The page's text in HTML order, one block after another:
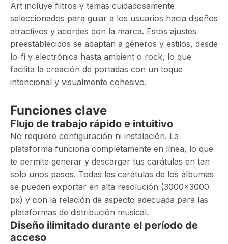
Art incluye filtros y temas cuidadosamente
seleccionados para guiar a los usuarios hacia diseños
atractivos y acordes con la marca. Estos ajustes
preestablecidos se adaptan a géneros y estilos, desde
lo-fi y electrónica hasta ambient o rock, lo que
facilita la creación de portadas con un toque
intencional y visualmente cohesivo.
Funciones clave
Flujo de trabajo rápido e intuitivo
No requiere configuración ni instalación. La
plataforma funciona completamente en línea, lo que
te permite generar y descargar tus carátulas en tan
solo unos pasos. Todas las carátulas de los álbumes
se pueden exportar en alta resolución (3000×3000
px) y con la relación de aspecto adecuada para las
plataformas de distribución musical.
Diseño ilimitado durante el período de
acceso